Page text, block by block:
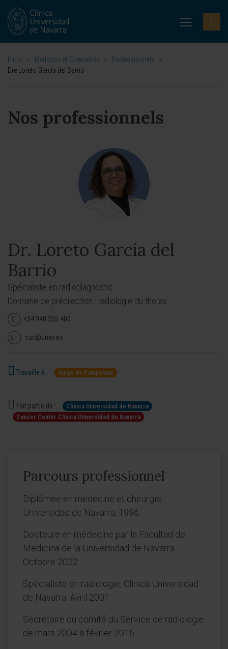
Inicio > Médecins et Spécialités > Professionnels
>
Dre Loreto García del Barrio
Nos professionnels
Dr. Loreto García del
Barrio
Spécialiste en radiodiagnostic
Domaine de prédilection : radiologie du thorax.
+34 948 255 400
cun@unav.es
Travaille à : Siège de Pampelune
Fait partie de :
Clínica Universidad de Navarra
Cancer Center Clínica Universidad de Navarra
Parcours professionnel
Diplômée en médecine et chirurgie,
Universidad de Navarra, 1996.
Docteure en médecine par la Facultad de
Medicina de la Universidad de Navarra.
Octobre 2022.
Spécialiste en radiologie, Clínica Universidad
de Navarra. Avril 2001.
Secrétaire du comité du Service de radiologie
de mars 2004 à février 2015.